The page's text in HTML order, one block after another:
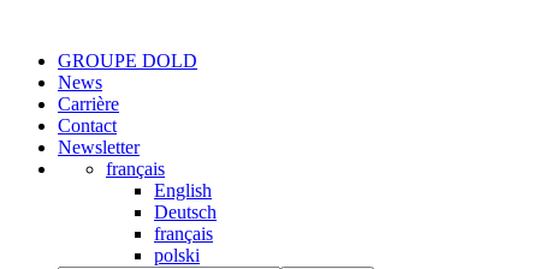
GROUPE DOLD
News
Carrière
Contact
Newsletter
français
English
Deutsch
français
polski